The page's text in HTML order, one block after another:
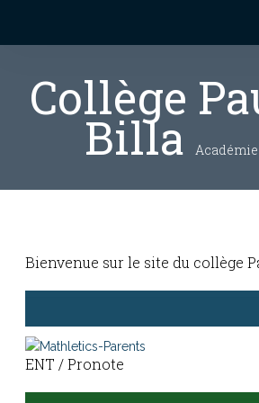
Collège
Billa
Bienvenue sur le site du collège
Le collège Paulette Billa, reconstruit en
commune de Tinqueux est une belle
fonctionnelle, propice à un climat scolaire
apprentissages et à l’épanouissement de
ENT / Pronote